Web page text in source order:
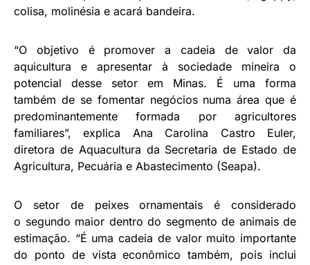
colisa, molinésia e acará bandeira.
“O objetivo é promover a cadeia de valor da
aquicultura e apresentar à sociedade mineira o
potencial desse setor em Minas. É uma forma
também de se fomentar negócios numa área que é
predominantemente formada por agricultores
familiares”, explica Ana Carolina Castro Euler,
diretora de Aquacultura da Secretaria de Estado de
Agricultura, Pecuária e Abastecimento (Seapa).
O setor de peixes ornamentais é considerado
o segundo maior dentro do segmento de animais de
estimação. “É uma cadeia de valor muito importante
do ponto de vista econômico também, pois inclui